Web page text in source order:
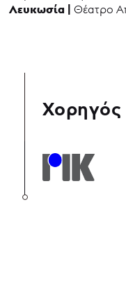
Λευκωσία |Θέατρο
Χορηγός